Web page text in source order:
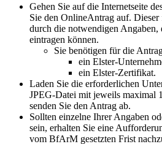
Gehen Sie auf die Internetseite
Sie den OnlineAntrag auf.
durch die notwendigen Angaben,
eintragen können.
Sie benötigen für die
ein Elster-
ein Elster-Zertifikat.
Laden Sie die erforderlichen
JPEG-Datei mit jeweils maximal
senden Sie den Antrag ab.
Sollten einzelne Ihrer Angaben
sein, erhalten Sie eine
vom BfArM gesetzten Frist